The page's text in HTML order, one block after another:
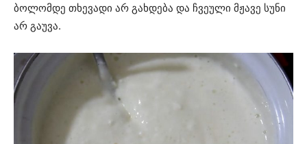
ბოლომდე თხევადი არ გახდება და ჩვეული მჟავე სუნი
არ გაუვა.